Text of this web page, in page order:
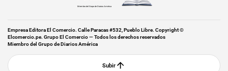
Miembro del Grupo de Diarios América
Empresa Editora El Comercio. Calle Paracas #532, Pueblo Libre. Copyright ©
Elcomercio.pe. Grupo El Comercio — Todos los derechos reservados
Miembro del Grupo de Diarios América
Subir